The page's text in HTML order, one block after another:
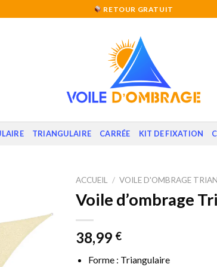
RETOUR GRATUIT
TRIANGULAIRE CARRÉE KIT DE FIXATION
ACCUEIL / VOILE D'OMBRAGE
Voile d’ombrage
38,99 €
Forme : Triangulaire